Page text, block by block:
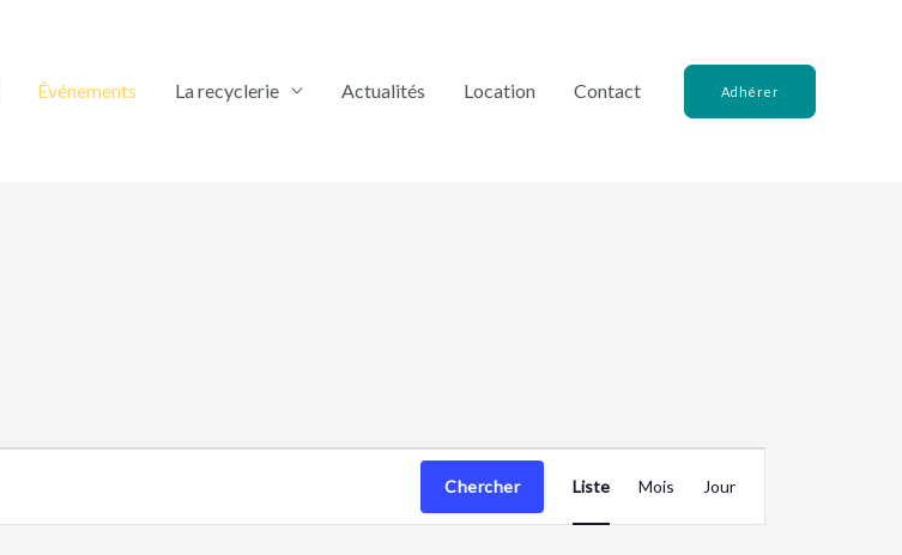
Événements La recyclerie Actualités Location Contact Adhérer
Chercher
Navigation
de
Liste Mois Jour